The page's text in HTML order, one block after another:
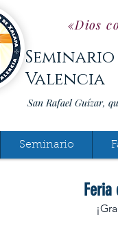
«Dios
Valencia
San Rafael Guízar,
Seminario